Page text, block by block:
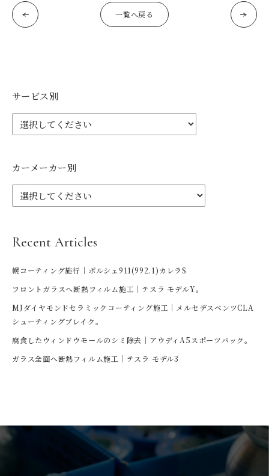
一覧へ戻る
サービス別
カーメーカー別
Recent Articles
幌コーティング施行｜ポルシェ911(992.1)カレラS
フロントガラスへ断熱フィルム施工｜テスラ モデルY。
MJダイヤモンドセラミックコーティング施工｜メルセデスベンツCLA
シューティングブレイク。
腐食したウィンドウモールのシミ除去｜アウディA5スポーツバック。
ガラス全面へ断熱フィルム施工｜テスラ モデル3